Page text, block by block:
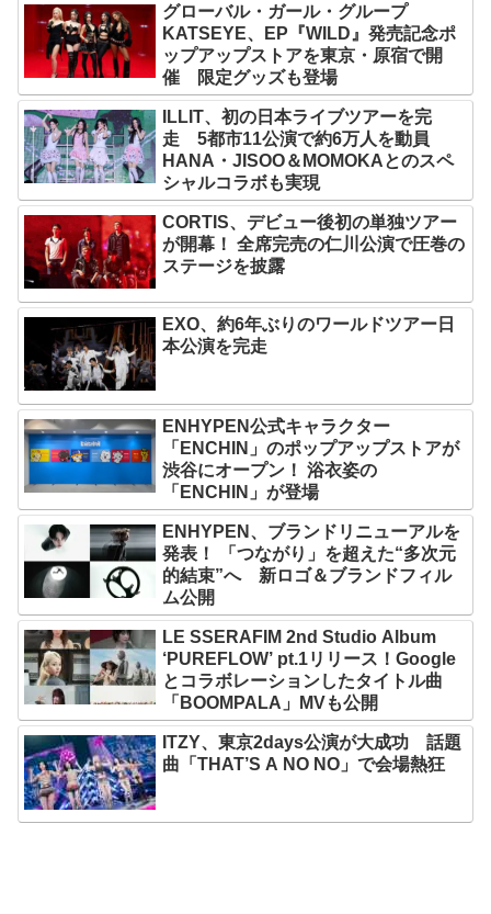
グローバル・ガール・グループ
KATSEYE、EP『WILD』発売記念ポ
ップアップストアを東京・原宿で開
催 限定グッズも登場
ILLIT、初の日本ライブツアーを完
走 5都市11公演で約6万人を動員
HANA・JISOO＆MOMOKAとのスペ
シャルコラボも実現
CORTIS、デビュー後初の単独ツアー
が開幕！ 全席完売の仁川公演で圧巻の
ステージを披露
EXO、約6年ぶりのワールドツアー日
本公演を完走
ENHYPEN公式キャラクター
「ENCHIN」のポップアップストアが
渋谷にオープン！ 浴衣姿の
「ENCHIN」が登場
ENHYPEN、ブランドリニューアルを
発表！ 「つながり」を超えた“多次元
的結束”へ 新ロゴ＆ブランドフィル
ム公開
LE SSERAFIM 2nd Studio Album
‘PUREFLOW’ pt.1リリース！Google
とコラボレーションしたタイトル曲
「BOOMPALA」MVも公開
ITZY、東京2days公演が大成功 話題
曲「THAT’S A NO NO」で会場熱狂